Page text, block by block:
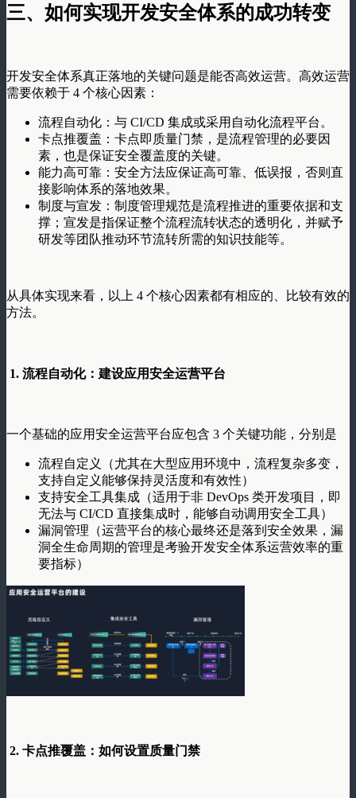
三、 如何实现开发安全体系的成功转变
开发安全体系真正落地的关键问题是能否高效运营。高效运营
需要依赖于 4 个核心因素：
流程自动化：与 CI/CD 集成或采用自动化流程平台。
卡点推覆盖：卡点即质量门禁，是流程管理的必要因
素，也是保证安全覆盖度的关键。
能力高可靠：安全方法应保证高可靠、低误报，否则直
接影响体系的落地效果。
制度与宣发：制度管理规范是流程推进的重要依据和支
撑；宣发是指保证整个流程流转状态的透明化，并赋予
研发等团队推动环节流转所需的知识技能等。
从具体实现来看，以上 4 个核心因素都有相应的、比较有效的
方法。
1. 流程自动化：建设应用安全运营平台
一个基础的应用安全运营平台应包含 3 个关键功能，分别是
流程自定义（尤其在大型应用环境中，流程复杂多变，
支持自定义能够保持灵活度和有效性）
支持安全工具集成（适用于非 DevOps 类开发项目，即
无法与 CI/CD 直接集成时，能够自动调用安全工具）
漏洞管理（运营平台的核心最终还是落到安全效果，漏
洞全生命周期的管理是考验开发安全体系运营效率的重
要指标）
2. 卡点推覆盖：如何设置质量门禁